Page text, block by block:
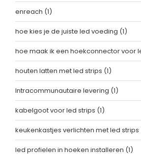
enreach (1)
hoe kies je de juiste led voeding (1)
hoe maak ik een hoekconnector voor
houten latten met led strips (1)
Intracommunautaire levering (1)
kabelgoot voor led strips (1)
keukenkastjes verlichten met led strips
led profielen in hoeken installeren (1)